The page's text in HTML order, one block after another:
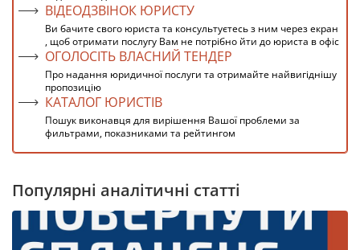
ВІДЕОДЗВІНОК ЮРИСТУ
Ви бачите свого юриста та консультуєтесь з ним через екран
, щоб отримати послугу Вам не потрібно йти до юриста в офіс
ОГОЛОСІТЬ ВЛАСНИЙ ТЕНДЕР
Про надання юридичної послуги та отримайте найвигіднішу
пропозицію
КАТАЛОГ ЮРИСТІВ
Пошук виконавця для вирішення Вашої проблеми за
фильтрами, показниками та рейтингом
Популярні аналітичні статті